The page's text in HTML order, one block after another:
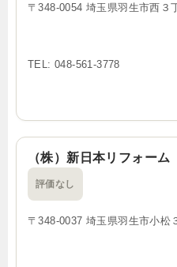
〒348-0054 埼玉県羽生市西３
TEL: 048-561-3778
（株）新日本リフォーム
評価なし
〒348-0037 埼玉県羽生市小松